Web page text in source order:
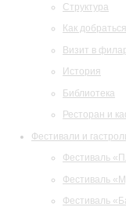
Структура
Как добраться
Визит в
История
Библиотека
Ресторан и
Фестивали и
Фестиваль
Фестиваль
Фестиваль